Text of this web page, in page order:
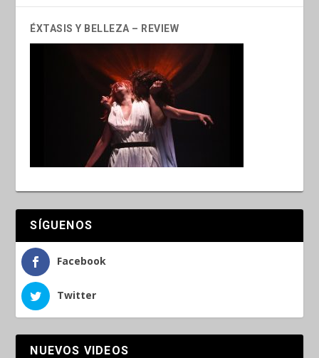
ÉXTASIS Y BELLEZA – REVIEW
SÍGUENOS
Facebook
Twitter
NUEVOS VIDEOS